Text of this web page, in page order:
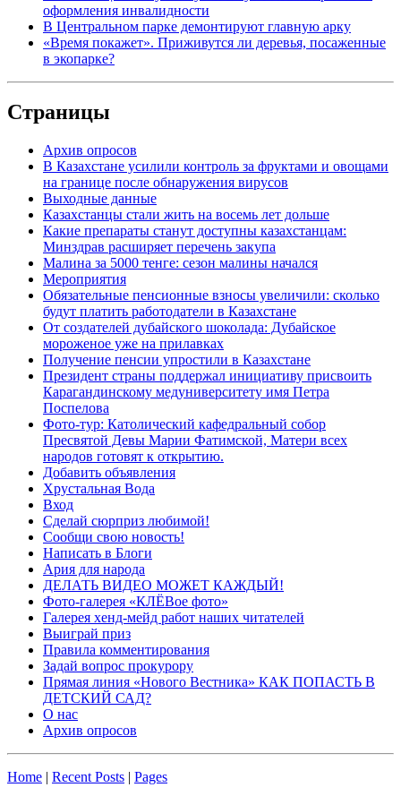
оформления инвалидности
В Центральном парке демонтируют главную арку
«Время покажет». Приживутся ли деревья, посаженные
в экопарке?
Страницы
Архив опросов
В Казахстане усилили контроль за фруктами и овощами
на границе после обнаружения вирусов
Выходные данные
Казахстанцы стали жить на восемь лет дольше
Какие препараты станут доступны казахстанцам:
Минздрав расширяет перечень закупа
Малина за 5000 тенге: сезон малины начался
Мероприятия
Обязательные пенсионные взносы увеличили: сколько
будут платить работодатели в Казахстане
От создателей дубайского шоколада: Дубайское
мороженое уже на прилавках
Получение пенсии упростили в Казахстане
Президент страны поддержал инициативу присвоить
Карагандинскому медуниверситету имя Петра
Поспелова
Фото-тур: Католический кафедральный собор
Пресвятой Девы Марии Фатимской, Матери всех
народов готовят к открытию.
Добавить объявления
Хрустальная Вода
Вход
Сделай сюрприз любимой!
Сообщи свою новость!
Написать в Блоги
Ария для народа
ДЕЛАТЬ ВИДЕО МОЖЕТ КАЖДЫЙ!
Фото-галерея «КЛЁВое фото»
Галерея хенд-мейд работ наших читателей
Выиграй приз
Правила комментирования
Задай вопрос прокурору
Прямая линия «Нового Вестника» КАК ПОПАСТЬ В
ДЕТСКИЙ САД?
О нас
Архив опросов
Home | Recent Posts | Pages